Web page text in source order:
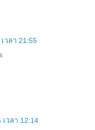
วลา 21:55
วลา 12:14